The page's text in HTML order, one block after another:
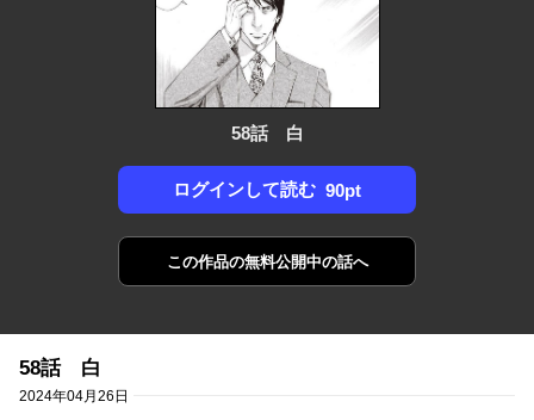
58話 白
ログインして読む 90pt
この作品の無料公開中の話へ
58話 白
2024年04月26日